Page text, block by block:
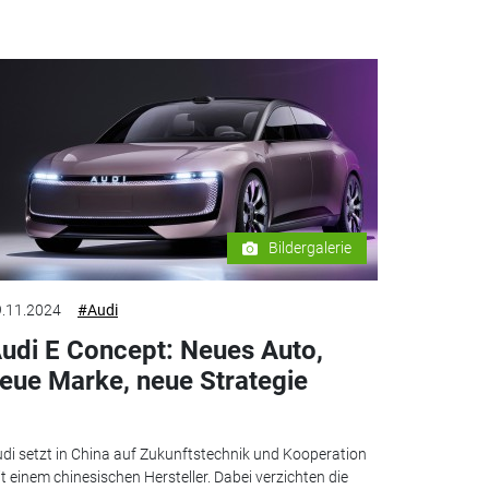
Bildergalerie
#Audi
E Concept: Neues Auto,
Marke, neue Strategie
setzt in China auf Zukunftstechnik und Kooperation
einem chinesischen Hersteller. Dabei verzichten die